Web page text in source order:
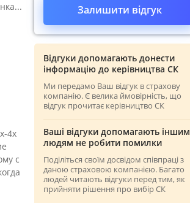
4х
с
Залишити відгук
Відгуки допомагають донести
інформацію до керівництва СК
Ми передамо Ваш відгук в страхову
компанію. Є велика ймовірність, що
відгук прочитає керівництво СК
Ваші відгуки допомагають іншим
людям не робити помилки
Поділіться своїм досвідом співпраці з
даною страховою компанією. Багато
людей читають відгуки перед тим, як
прийняти рішення про вибір СК